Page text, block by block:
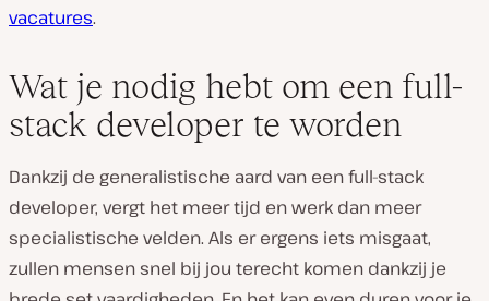
vacatures.
Wat je nodig hebt om een full-
stack developer te worden
Dankzij de generalistische aard van een full-stack
developer, vergt het meer tijd en werk dan meer
specialistische velden. Als er ergens iets misgaat,
zullen mensen snel bij jou terecht komen dankzij je